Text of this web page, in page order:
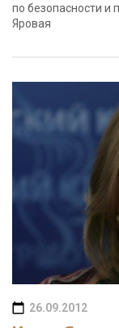
по безопасности и
Яровая
26.09.2012